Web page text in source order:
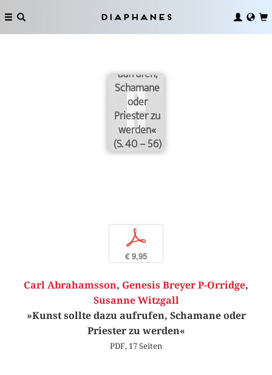
Diaphanes
aufrufen,
Schamane
oder
Priester zu
werden«
(S. 40 – 56)
p
€ 9,95
Carl Abrahamsson, Genesis Breyer P-Orridge,
Susanne Witzgall
»Kunst sollte dazu aufrufen, Schamane oder
Priester zu werden«
PDF, 17 Seiten